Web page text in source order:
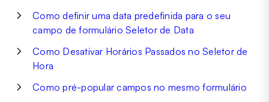
Como definir uma data predefinida para o seu
campo de formulário Seletor de Data
Como Desativar Horários Passados no Seletor de
Hora
Como pré-popular campos no mesmo formulário